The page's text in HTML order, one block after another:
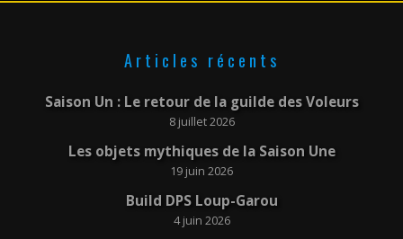
Articles récents
Saison Un : Le retour de la guilde des Voleurs
8 juillet 2026
Les objets mythiques de la Saison Une
19 juin 2026
Build DPS Loup-Garou
4 juin 2026